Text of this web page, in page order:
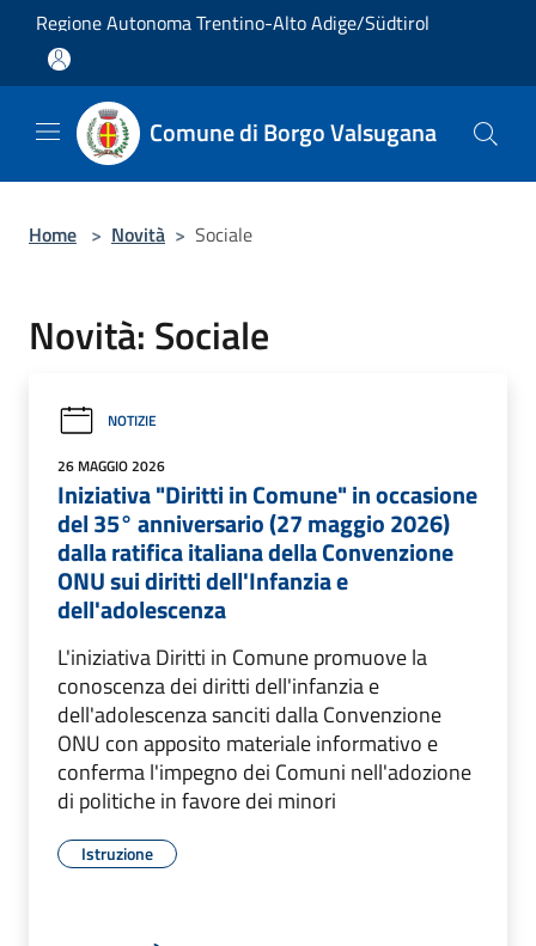
Salta al contenuto principale
Regione Autonoma Trentino-Alto Adige/Südtirol
Comune di Borgo Valsugana
Home > Novità > Sociale
Novità: Sociale
NOTIZIE
26 MAGGIO 2026
Iniziativa "Diritti in Comune" in occasione
del 35° anniversario (27 maggio 2026)
dalla ratifica italiana della Convenzione
ONU sui diritti dell'Infanzia e
dell'adolescenza
L'iniziativa Diritti in Comune promuove la
conoscenza dei diritti dell'infanzia e
dell'adolescenza sanciti dalla Convenzione
ONU con apposito materiale informativo e
conferma l'impegno dei Comuni nell'adozione
di politiche in favore dei minori
Istruzione